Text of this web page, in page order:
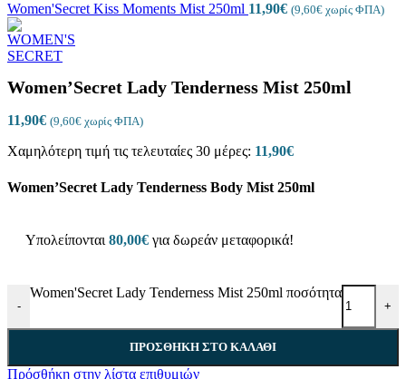
Women'Secret Kiss Moments Mist 250ml 11,90€ (9,60€ χωρίς ΦΠΑ)
Women’Secret Lady Tenderness Mist 250ml
11,90€ (9,60€ χωρίς ΦΠΑ)
Χαμηλότερη τιμή τις τελευταίες 30 μέρες: 11,90€
Women’Secret Lady Tenderness Body Mist 250ml
Υπολείπονται 80,00€ για δωρεάν μεταφορικά!
-
Women'Secret Lady Tenderness Mist 250ml ποσότητα
+
ΠΡΟΣΘΉΚΗ ΣΤΟ ΚΑΛΆΘΙ
Πρόσθήκη στην λίστα επιθυμιών